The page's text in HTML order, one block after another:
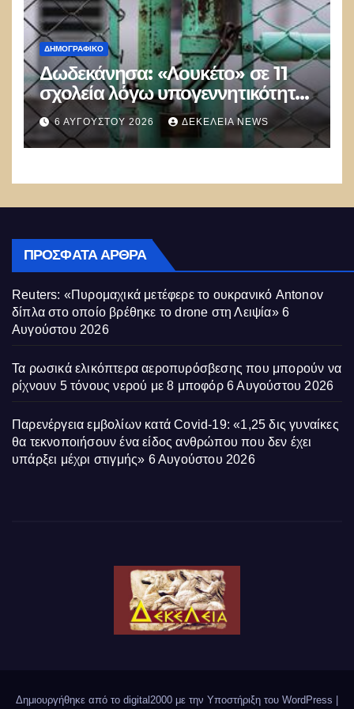
ΔΗΜΟΓΡΑΦΙΚΌ
Δωδεκάνησα: «Λουκέτο» σε 11
σχολεία λόγω υπογεννητικότητας
– Μειώνονται οι μαθητές στα
νησιά
6 ΑΥΓΟΎΣΤΟΥ 2026 ΔΕΚΈΛΕΙΑ NEWS
ΠΡΌΣΦΑΤΑ ΆΡΘΡΑ
Reuters: «Πυρομαχικά μετέφερε το ουκρανικό Antonov
δίπλα στο οποίο βρέθηκε το drone στη Λειψία» 6
Αυγούστου 2026
Τα ρωσικά ελικόπτερα αεροπυρόσβεσης που μπορούν να
ρίχνουν 5 τόνους νερού με 8 μποφόρ 6 Αυγούστου 2026
Παρενέργεια εμβολίων κατά Covid-19: «1,25 δις γυναίκες
θα τεκνοποιήσουν ένα είδος ανθρώπου που δεν έχει
υπάρξει μέχρι στιγμής» 6 Αυγούστου 2026
Δημιουργήθηκε από το digital2000 με την Υποστήριξη του WordPress